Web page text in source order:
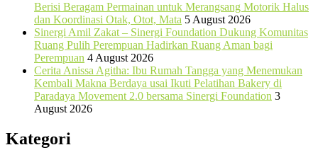
Berisi Beragam Permainan untuk Merangsang Motorik Halus
dan Koordinasi Otak, Otot, Mata 5 August 2026
Sinergi Amil Zakat – Sinergi Foundation Dukung Komunitas
Ruang Pulih Perempuan Hadirkan Ruang Aman bagi
Perempuan 4 August 2026
Cerita Anissa Agitha: Ibu Rumah Tangga yang Menemukan
Kembali Makna Berdaya usai Ikuti Pelatihan Bakery di
Paradaya Movement 2.0 bersama Sinergi Foundation 3
August 2026
Kategori